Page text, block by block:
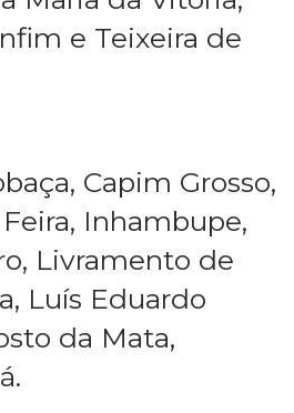
e Teixeira de
Capim Grosso,
Inhambupe,
Livramento de
Luís Eduardo
da Mata,